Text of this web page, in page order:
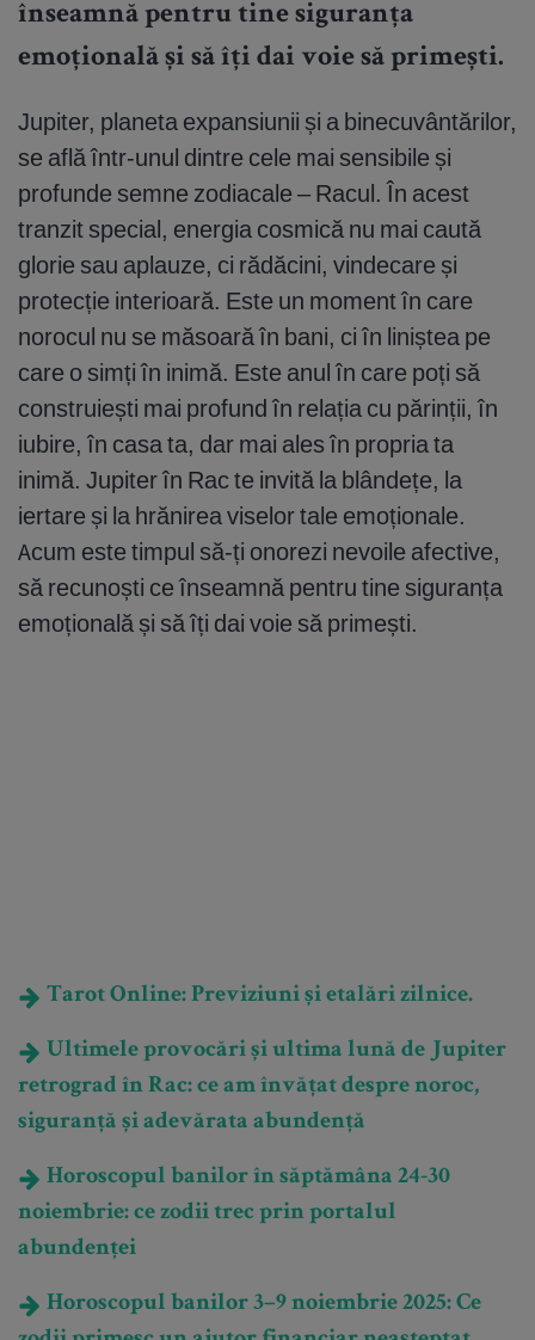
înseamnă pentru tine siguranța
emoțională și să îți dai voie să primești.
Jupiter, planeta expansiunii și a binecuvântărilor,
se află într-unul dintre cele mai sensibile și
profunde semne zodiacale – Racul. În acest
tranzit special, energia cosmică nu mai caută
glorie sau aplauze, ci rădăcini, vindecare și
protecție interioară. Este un moment în care
norocul nu se măsoară în bani, ci în liniștea pe
care o simți în inimă. Este anul în care poți să
construiești mai profund în relația cu părinții, în
iubire, în casa ta, dar mai ales în propria ta
inimă. Jupiter în Rac te invită la blândețe, la
iertare și la hrănirea viselor tale emoționale.
Acum este timpul să-ți onorezi nevoile afective,
să recunoști ce înseamnă pentru tine siguranța
emoțională și să îți dai voie să primești.
Tarot Online: Previziuni și etalări zilnice.
Ultimele provocări și ultima lună de Jupiter
retrograd în Rac: ce am învățat despre noroc,
siguranță și adevărata abundență
Horoscopul banilor în săptămâna 24-30
noiembrie: ce zodii trec prin portalul
abundenței
Horoscopul banilor 3–9 noiembrie 2025: Ce